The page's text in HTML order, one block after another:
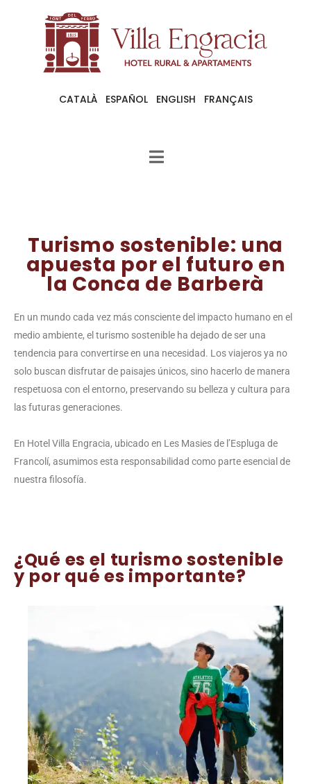
CATALÀ ESPAÑOL ENGLISH FRANÇAIS
Turismo sostenible: una
apuesta por el futuro en
la Conca de Barberà
En un mundo cada vez más consciente del impacto humano en el
medio ambiente, el turismo sostenible ha dejado de ser una
tendencia para convertirse en una necesidad. Los viajeros ya no
solo buscan disfrutar de paisajes únicos, sino hacerlo de manera
respetuosa con el entorno, preservando su belleza y cultura para
las futuras generaciones.
En Hotel Villa Engracia, ubicado en Les Masies de l’Espluga de
Francolí, asumimos esta responsabilidad como parte esencial de
nuestra filosofía.
¿Qué es el turismo sostenible
y por qué es importante?